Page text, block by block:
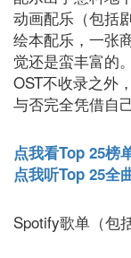
动画配乐（包括
绘本配乐，一张
觉还是蛮丰富的
OST不收录之外
与否完全凭借自
点我看Top 25榜
点我听Top 25全
Spotify歌单（包